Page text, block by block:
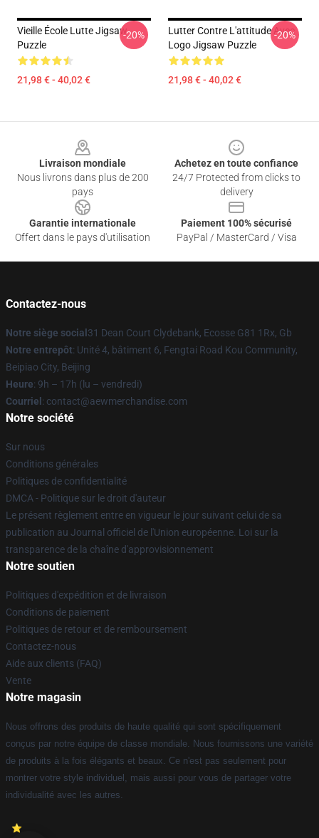
Vieille École Lutte Jigsaw
Puzzle
21,98 € - 40,02 €
-20%
Lutter Contre L'attitude Avec
Logo Jigsaw Puzzle
21,98 € - 40,02 €
-20%
Livraison mondiale
Nous livrons dans plus de 200
pays
Achetez en toute confiance
24/7 Protected from clicks to
delivery
Garantie internationale
Offert dans le pays d'utilisation
Paiement 100% sécurisé
PayPal / MasterCard / Visa
Contactez-nous
Notre siège social 31 Dean Court Clydebank, Ecosse G81 1Rx, Gb
Notre entrepôt: Unité 4, bâtiment 6, Fengtai Road Kou Community,
Beipiao City, Beijing
Heure: 9h – 17h (lu – vendredi)
Courriel : contact@aewmerchandise.com
Notre société
Sur nous
Conditions générales
Politiques de confidentialité
DMCA - Politique sur le droit d'auteur
Le présent règlement entre en vigueur le jour suivant celui de sa
publication au Journal officiel de l'Union européenne. Loi sur la
transparence de la chaîne d'approvisionnement
Notre soutien
Politiques d'expédition et de livraison
Conditions de paiement
Politiques de retour et de remboursement
Contactez-nous
Aide aux clients (FAQ)
Vente
Notre magasin
Nous offrons des produits de haute qualité qui sont spécifiquement
conçus par notre équipe de classe mondiale. Nous fournissons une variété
de produits à la fois élégants et beaux. Ce n'est pas seulement pour
montrer votre style individuel, mais aussi pour vous de partager votre
individualité avec les autres.